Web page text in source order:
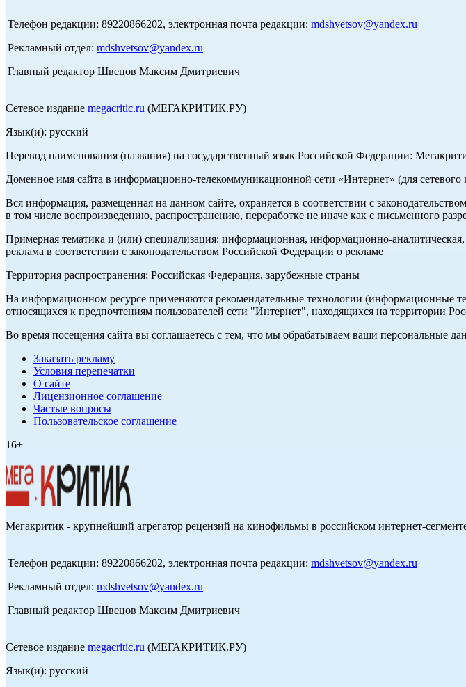
Телефон редакции: 89220866202, электронная почта редакции: mdshvetsov@yandex.ru
Рекламный отдел: mdshvetsov@yandex.ru
Главный редактор Швецов Максим Дмитриевич
Сетевое издание megacritic.ru (МЕГАКРИТИК.РУ)
Язык(и): русский
Перевод наименования (названия) на государственный язык Российской Федерации:
Доменное имя сайта в информационно-телекоммуникационной сети «Интернет» (для сетевого
Вся информация, размещенная на данном сайте, охраняется в соответствии с
в том числе воспроизведению, распространению, переработке не иначе как с письменного
Примерная тематика и (или) специализация: информационная, информационно-аналитическая,
реклама в соответствии с законодательством Российской Федерации о рекламе
Территория распространения: Российская Федерация, зарубежные страны
На информационном ресурсе применяются рекомендательные технологии (информационные
относящихся к предпочтениям пользователей сети "Интернет", находящихся на территории
Во время посещения сайта вы соглашаетесь с тем, что мы обрабатываем ваши персональные
Заказать рекламу
Условия перепечатки
О сайте
Лицензионное соглашение
Частые вопросы
Пользовательское соглашение
16+
Мегакритик - крупнейший агрегатор рецензий на кинофильмы в российском интернет-
Телефон редакции: 89220866202, электронная почта редакции: mdshvetsov@yandex.ru
Рекламный отдел: mdshvetsov@yandex.ru
Главный редактор Швецов Максим Дмитриевич
Сетевое издание megacritic.ru (МЕГАКРИТИК.РУ)
Язык(и): русский